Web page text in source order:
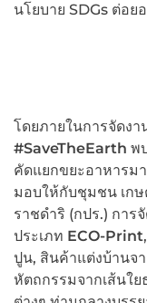
นโยบาย SDGs ต่อ
โดยภายในการจัดงา
#SaveTheEarth พ
คัดแยกขยะอาหารม
มอบให้กับชุมชน เกษ
ราชดำริ (กปร.) การ
ประเภท ECO-Print
ปูน, สินค้าแต่งบ้านจ
หัตถกรรมจากเส้นใ